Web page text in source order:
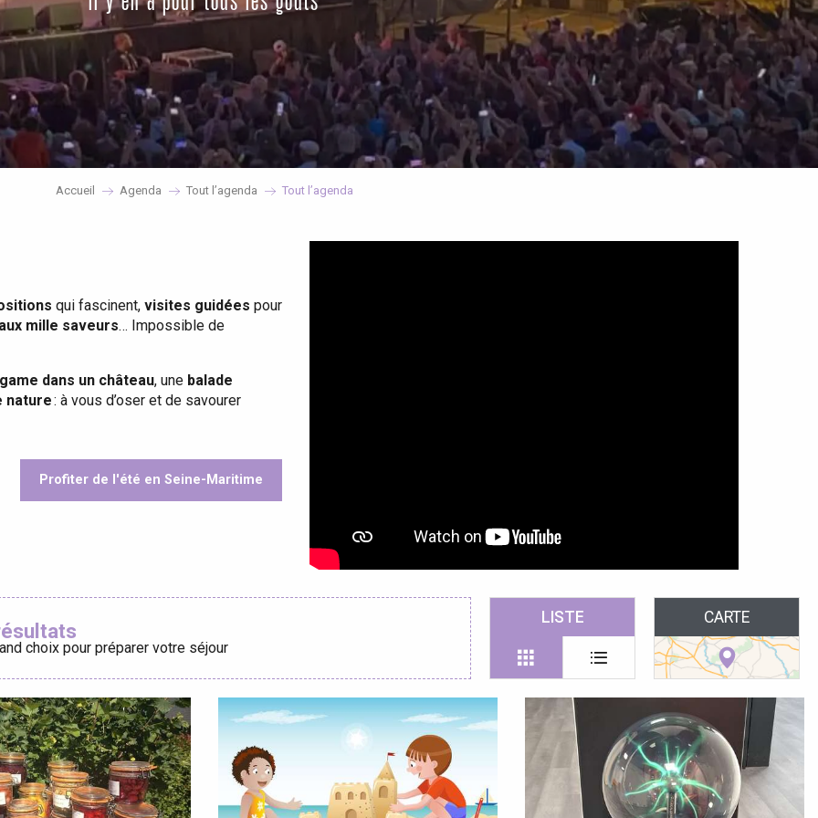
Accueil Agenda Tout l’agenda Tout l’agenda
qui fascinent, visites guidées pour
mille saveurs… Impossible de
dans un château, une balade
nature: à vous d’oser et de savourer
Profiter de l'été en Seine-Maritime
choix pour préparer votre séjour
LISTE CARTE